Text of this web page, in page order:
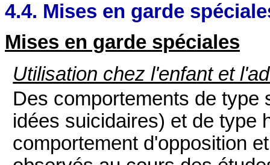
4.4. Mises en garde
Mises en garde spéciales
Utilisation chez l'enfant et
Des comportements de type
idées suicidaires) et de type
comportement d'opposition